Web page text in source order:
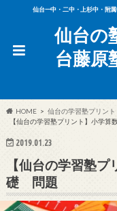
仙台一中・二中・上杉中・附
仙台の
台藤原
HOME
仙台の学習塾プリント
【仙台の学習塾プリント】小学
2019.01.23
【仙台の学習塾
礎 問題